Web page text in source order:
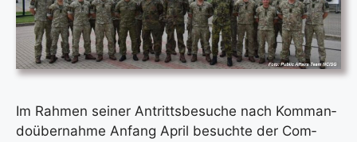
Im Rah­men sei­ner Antritts­be­su­che nach Kom­man­
do­über­nah­me Anfang April besuch­te der Com­